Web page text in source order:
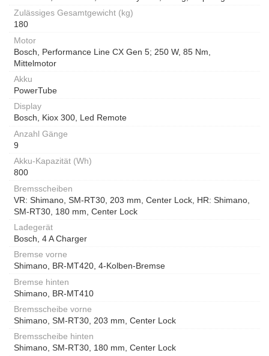
Zulässiges Gesamtgewicht (kg)
180
Motor
Bosch, Performance Line CX Gen 5; 250 W, 85 Nm,
Mittelmotor
Akku
PowerTube
Display
Bosch, Kiox 300, Led Remote
Anzahl Gänge
9
Akku-Kapazität (Wh)
800
Bremsscheiben
VR: Shimano, SM-RT30, 203 mm, Center Lock, HR: Shimano,
SM-RT30, 180 mm, Center Lock
Ladegerät
Bosch, 4 A Charger
Bremse vorne
Shimano, BR-MT420, 4-Kolben-Bremse
Bremse hinten
Shimano, BR-MT410
Bremsscheibe vorne
Shimano, SM-RT30, 203 mm, Center Lock
Bremsscheibe hinten
Shimano, SM-RT30, 180 mm, Center Lock